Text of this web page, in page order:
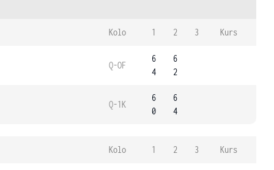
Kolo 1 2 3 Kurs
Q-OF
6
4
6
2
Q-1K
6
0
6
4
Kolo 1 2 3 Kurs